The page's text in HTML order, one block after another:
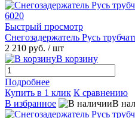
Быстрый просмотр
Снегозадержатель Русь
2 210 руб. / шт
В корзину
Подробнее
Купить в 1 клик К сравнению
В избранное
В